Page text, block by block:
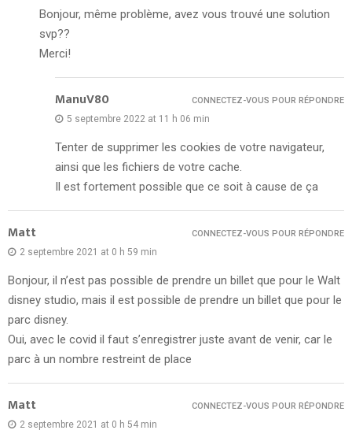
Bonjour, même problème, avez vous trouvé une solution
svp??
Merci!
ManuV80
5 septembre 2022 at 11 h 06 min
Tenter de supprimer les cookies de votre navigateur,
ainsi que les fichiers de votre cache.
Il est fortement possible que ce soit à cause de ça
CONNECTEZ-VOUS POUR RÉPONDRE
Matt
2 septembre 2021 at 0 h 59 min
Bonjour, il n’est pas possible de prendre un billet que pour le Walt
disney studio, mais il est possible de prendre un billet que pour le
parc disney.
Oui, avec le covid il faut s’enregistrer juste avant de venir, car le
parc à un nombre restreint de place
CONNECTEZ-VOUS POUR RÉPONDRE
Matt
2 septembre 2021 at 0 h 54 min
CONNECTEZ-VOUS POUR RÉPONDRE